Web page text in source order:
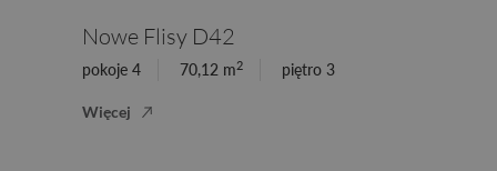
Nowe Flisy D42
pokoje 4 70,12 m2 piętro 3
Więcej